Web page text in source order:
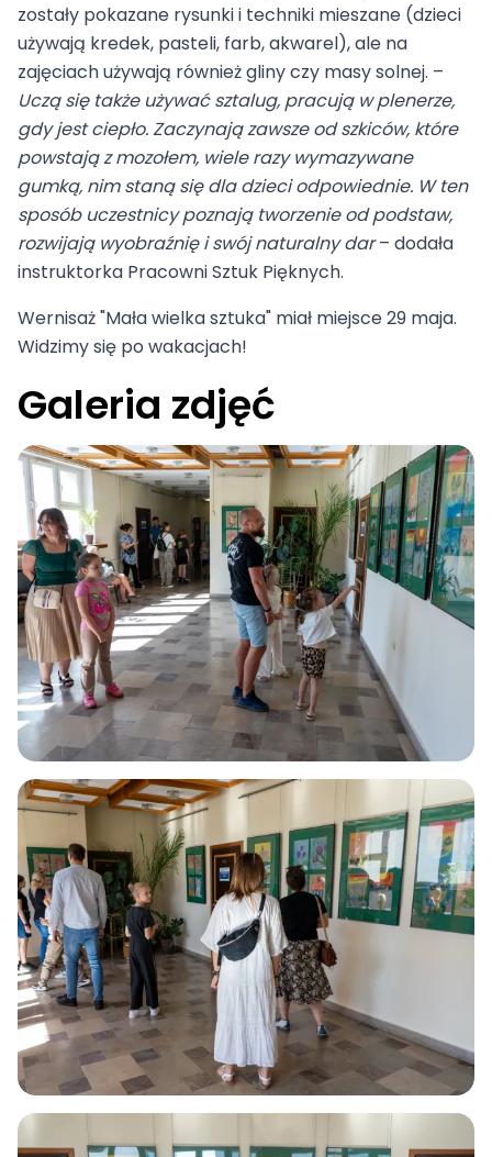
zostały pokazane rysunki i techniki mieszane (dzieci
używają kredek, pasteli, farb, akwarel), ale na
zajęciach używają również gliny czy masy solnej. –
Uczą się także używać sztalug, pracują w plenerze,
gdy jest ciepło. Zaczynają zawsze od szkiców, które
powstają z mozołem, wiele razy wymazywane
gumką, nim staną się dla dzieci odpowiednie. W ten
sposób uczestnicy poznają tworzenie od podstaw,
rozwijają wyobraźnię i swój naturalny dar– dodała
instruktorka Pracowni Sztuk Pięknych.
Wernisaż "Mała wielka sztuka" miał miejsce 29 maja.
Widzimy się po wakacjach!
Galeria zdjęć